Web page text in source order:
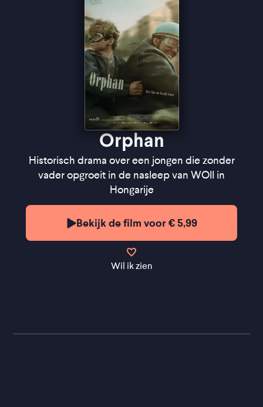
komen met prachtige shots'' ★★★½
Orphan
Historisch drama over een jongen die zonder
vader opgroeit in de nasleep van WOII in
Hongarije
Bekijk de film voor € 5,99
Wil ik zien